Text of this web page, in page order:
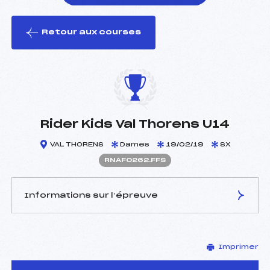
le ski
Retour aux courses
Rider Kids Val Thorens U14
VAL THORENS Dames 19/02/19 SX
RNAF0262.FFS
Informations sur l’épreuve
MEUGNIER BRUNO (SA)
Arbitre :
TESSIER GILLES (SA)
Imprimer